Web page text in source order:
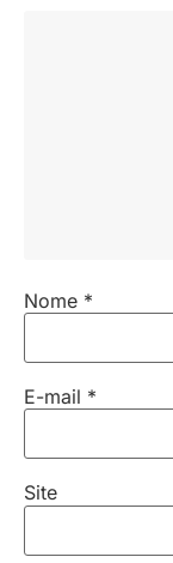
Nome *
E-mail *
Site